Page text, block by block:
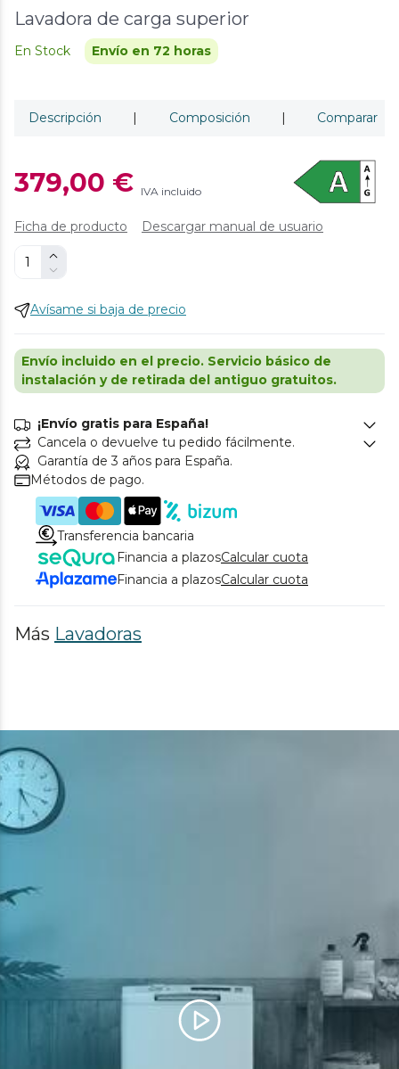
Lavadora de carga superior
En Stock Envío en 72 horas
Descripción | Composición | Comparar
379,00 € IVA incluido
Ficha de producto Descargar manual de usuario
Avísame si baja de precio
Envío incluido en el precio. Servicio básico de
instalación y de retirada del antiguo gratuitos.
¡Envío gratis para España!
Cancela o devuelve tu pedido fácilmente.
Garantía de 3 años para España.
Métodos de pago.
Transferencia bancaria
Financia a plazosCalcular cuota
Financia a plazosCalcular cuota
Más Lavadoras